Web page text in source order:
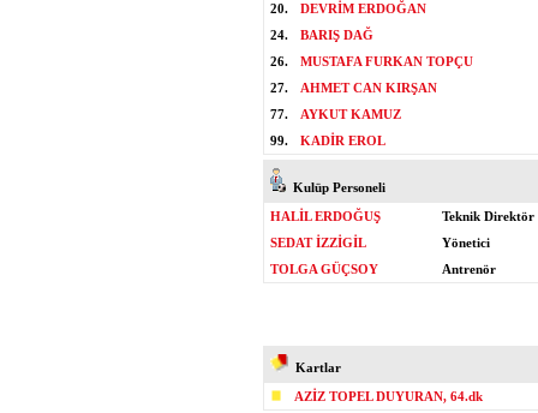
20.
DEVRİM ERDOĞAN
24.
BARIŞ DAĞ
26.
MUSTAFA FURKAN TOPÇU
27.
AHMET CAN KIRŞAN
77.
AYKUT KAMUZ
99.
KADİR EROL
Kulüp Personeli
HALİL ERDOĞUŞ
Teknik Direktör
SEDAT İZZİGİL
Yönetici
TOLGA GÜÇSOY
Antrenör
Kartlar
AZİZ TOPEL DUYURAN, 64.dk